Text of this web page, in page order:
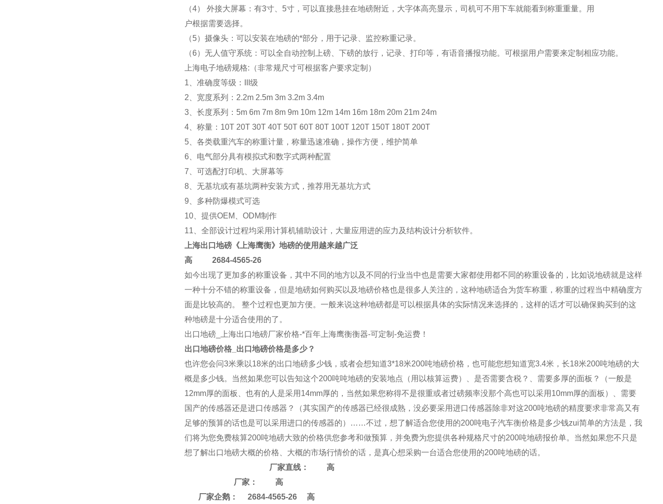
（4） 外接大屏幕：有3寸、5寸，可以直接悬挂在地磅附近，大字体高亮显示，司机可不用下车就能看到称重重量。用
户根据需要选择。
（5）摄像头：可以安装在地磅的*部分，用于记录、监控称重记录。
（6）无人值守系统：可以全自动控制上磅、下磅的放行，记录、打印等，有语音播报功能。可根据用户需要来定制相应功能。
上海电子地磅规格:（非常规尺寸可根据客户要求定制）
1、准确度等级：III级
2、宽度系列：2.2m 2.5m 3m 3.2m 3.4m
3、长度系列：5m 6m 7m 8m 9m 10m 12m 14m 16m 18m 20m 21m 24m
4、称量：10T 20T 30T 40T 50T 60T 80T 100T 120T 150T 180T 200T
5、各类载重汽车的称重计量，称量迅速准确，操作方便，维护简单
6、电气部分具有模拟式和数字式两种配置
7、可选配打印机、大屏幕等
8、无基坑或有基坑两种安装方式，推荐用无基坑方式
9、多种防爆模式可选
10、提供OEM、ODM制作
11、全部设计过程均采用计算机辅助设计，大量应用进的应力及结构设计分析软件。
上海出口地磅《上海鹰衡》地磅的使用越来越广泛
高2684-4565-26
如今出现了更加多的称重设备，其中不同的地方以及不同的行业当中也是需要大家都使用都不同的称重设备的，比如说地磅就是这样
一种十分不错的称重设备，但是地磅如何购买以及地磅价格也是很多人关注的，这种地磅适合为货车称重，称重的过程当中精确度方
面是比较高的。 整个过程也更加方便。一般来说这种地磅都是可以根据具体的实际情况来选择的，这样的话才可以确保购买到的这
种地磅是十分适合使用的了。
出口地磅_上海出口地磅厂家价格-*百年上海鹰衡衡器-可定制-免运费！
出口地磅价格_ 出口地磅价格是多少？
也许您会问3米乘以18米的出口地磅多少钱，或者会想知道3*18米200吨地磅价格，也可能您想知道宽3.4米，长18米200吨地磅的大
概是多少钱。当然如果您可以告知这个200吨吨地磅的安装地点（用以核算运费）、是否需要含税？、需要多厚的面板？（一般是
12mm厚的面板、也有的人是采用14mm厚的，当然如果您称得不是很重或者过磅频率没那个高也可以采用10mm厚的面板）、需要
国产的传感器还是进口传感器？（其实国产的传感器已经很成熟，没必要采用进口传感器除非对这200吨地磅的精度要求非常高又有
足够的预算的话也是可以采用进口的传感器的）……不过，想了解适合您使用的200吨电子汽车衡价格是多少钱zui简单的方法是，我
们将为您免费核算200吨地磅大致的价格供您参考和做预算，并免费为您提供各种规格尺寸的200吨地磅报价单。当然如果您不只是
想了解出口地磅大概的价格、大概的市场行情价的话，是真心想采购一台适合您使用的200吨地磅的话。
厂家直线：
高
厂家： 高
厂家企鹅： 2684-4565-26 高